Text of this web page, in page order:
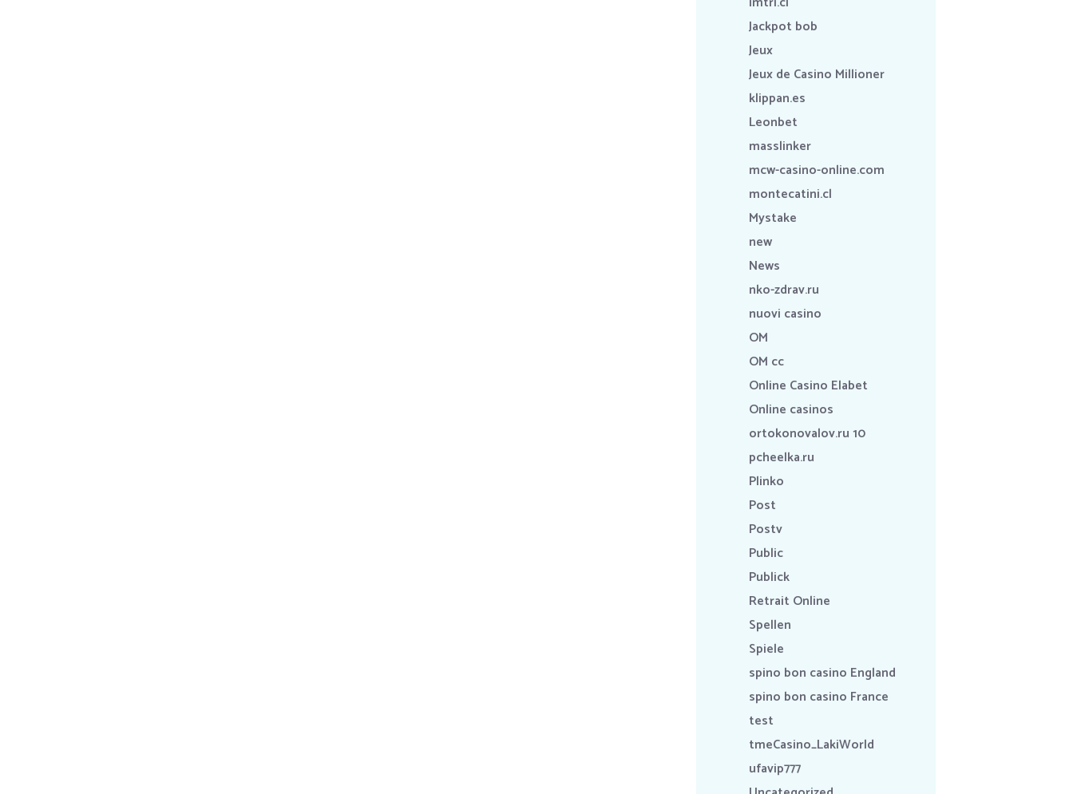
Jackpot bob
Jeux
Jeux de Casino Millioner
klippan.es
Leonbet
masslinker
mcw-casino-online.com
montecatini.cl
Mystake
new
News
nko-zdrav.ru
nuovi casino
OM
OM cc
Online Casino Elabet
Online casinos
ortokonovalov.ru 10
pcheelka.ru
Plinko
Post
Postv
Public
Publick
Retrait Online
Spellen
Spiele
spino bon casino England
spino bon casino France
test
tmeCasino_LakiWorld
ufavip777